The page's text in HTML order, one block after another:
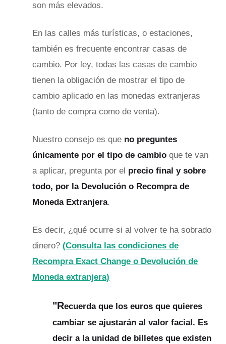
son más elevados.
En las calles más turísticas, o estaciones,
también es frecuente encontrar casas de
cambio. Por ley, todas las casas de cambio
tienen la obligación de mostrar el tipo de
cambio aplicado en las monedas extranjeras
(tanto de compra como de venta).
Nuestro consejo es que no preguntes
únicamente por el tipo de cambio que te van
a aplicar, pregunta por el precio final y sobre
todo, por la Devolución o Recompra de
Moneda Extranjera.
Es decir, ¿qué ocurre si al volver te ha sobrado
dinero? (Consulta las condiciones de
Recompra Exact Change o Devolución de
Moneda extranjera)
"Recuerda que los euros que quieres
cambiar se ajustarán al valor facial. Es
decir a la unidad de billetes que existen